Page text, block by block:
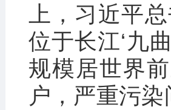
上，习近平
位于长江‘九
规模居世界
户，严重污